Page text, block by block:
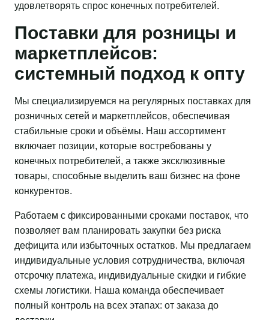
удовлетворять спрос конечных потребителей.
Поставки для розницы и
маркетплейсов:
системный подход к опту
Мы специализируемся на регулярных поставках для
розничных сетей и маркетплейсов, обеспечивая
стабильные сроки и объёмы. Наш ассортимент
включает позиции, которые востребованы у
конечных потребителей, а также эксклюзивные
товары, способные выделить ваш бизнес на фоне
конкурентов.
Работаем с фиксированными сроками поставок, что
позволяет вам планировать закупки без риска
дефицита или избыточных остатков. Мы предлагаем
индивидуальные условия сотрудничества, включая
отсрочку платежа, индивидуальные скидки и гибкие
схемы логистики. Наша команда обеспечивает
полный контроль на всех этапах: от заказа до